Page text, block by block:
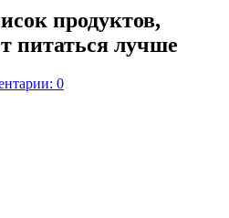
продуктов,
питаться лучше
0